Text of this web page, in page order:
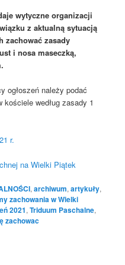
wytyczne organizacji
z aktualną sytuacją
zachować zasady
i nosa maseczką,
ogłoszeń należy podać
według zasady 1
r.
na Wielki Piątek
,archiwum,artykuły,
zachowania w Wielki
2021,Triduum Paschalne,
zachowac